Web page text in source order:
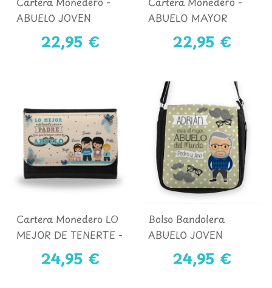
ABUELO JOVEN
22,95 €
ABUELO MAYOR
22,95 €
Cartera Monedero LO
MEJOR DE TENERTE -
ABUELO Y NIÑOS
24,95 €
Bolso Bandolera
ABUELO JOVEN
24,95 €